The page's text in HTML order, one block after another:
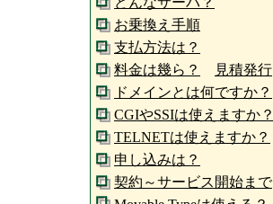
お乗換え手順
支払方法は？
料金は幾ら？
見積発行
ドメインとは何ですか？
CGIやSSIは使えますか？
TELNETは使えますか？
申し込みは？
契約～サービス開始まで